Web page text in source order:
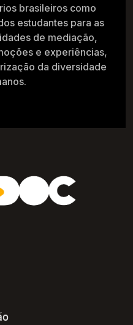
brasileiros como
estudantes para as
de mediação,
e experiências,
da diversidade